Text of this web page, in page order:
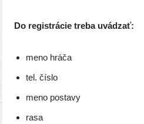
Do regis­trá­cie tre­ba uvádzať:
meno hrá­ča
tel. čís­lo
meno posta­vy
rasa